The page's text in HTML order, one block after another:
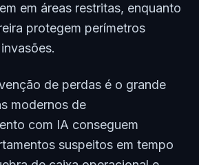
em áreas restritas, enquanto
protegem perímetros
de perdas é o grande
modernos de
com IA conseguem
suspeitos em tempo